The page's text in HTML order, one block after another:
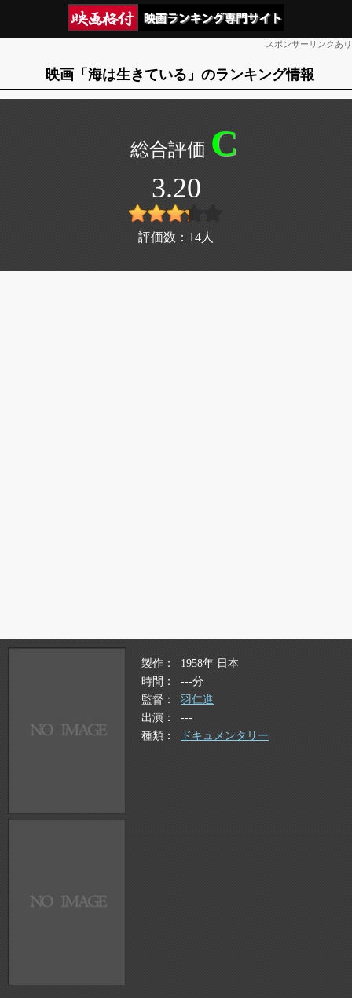
スポンサーリンクあり
映画「海は生きている」のランキング情報
C
3.20
評価数： 14 人
製作
1958年 日本
時間
---分
監督
羽仁進
出演
---
種類
ドキュメンタリー